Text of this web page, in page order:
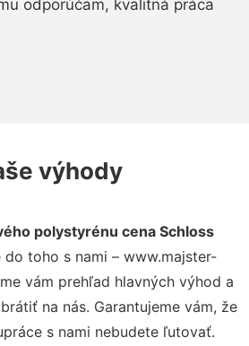
odporúčam, kvalitná práca
výhody
polystyrénu cena Schloss
toho s nami – www.majster-
vám prehľad hlavných výhod a
na nás. Garantujeme vám, že
s nami nebudete ľutovať.